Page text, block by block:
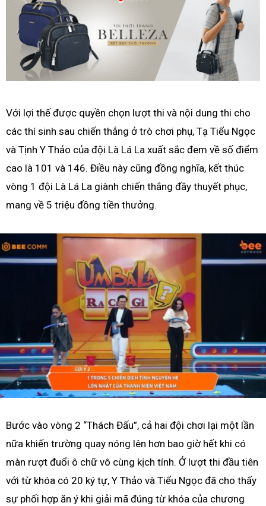
Với lợi thế được quyền chọn lượt thi và nội dung thi cho
các thí sinh sau chiến thắng ở trò chơi phụ, Tạ Tiểu Ngọc
và Tịnh Y Thảo của đội Là Lá La xuất sắc đem về số điểm
cao là 101 và 146. Điều này cũng đồng nghĩa, kết thúc
vòng 1 đội Là Lá La giành chiến thắng đầy thuyết phục,
mang về 5 triệu đồng tiền thưởng.
Bước vào vòng 2 “Thách Đấu”, cả hai đội chơi lại một lần
nữa khiến trường quay nóng lên hơn bao giờ hết khi có
màn rượt đuổi ô chữ vô cùng kịch tính. Ở lượt thi đầu tiên
với từ khóa có 20 ký tự, Y Thảo và Tiểu Ngọc đã cho thấy
sự phối hợp ăn ý khi giải mã đúng từ khóa của chương